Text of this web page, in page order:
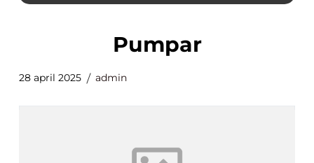
pumpar
28 april 2025 admin